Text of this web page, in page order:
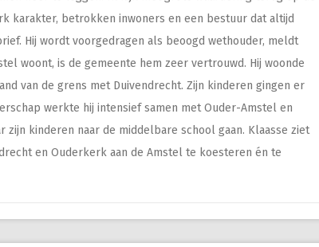
karakter, betrokken inwoners en een bestuur dat altijd
Hij wordt voorgedragen als beoogd wethouder, meldt
woont, is de gemeente hem zeer vertrouwd. Hij woonde
van de grens met Duivendrecht. Zijn kinderen gingen er
werkte hij intensief samen met Ouder-Amstel en
zijn kinderen naar de middelbare school gaan. Klaasse ziet
en Ouderkerk aan de Amstel te koesteren én te